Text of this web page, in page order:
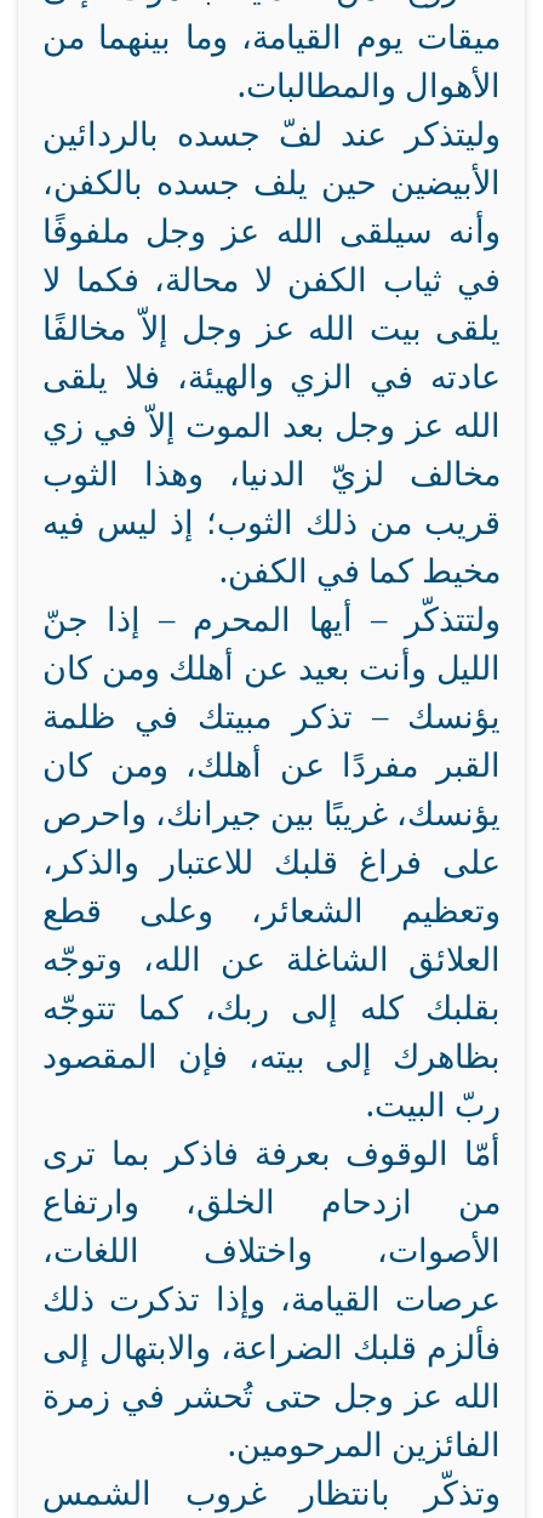
ميقات يوم القيامة، وما بينهما من
الأهوال والمطالبات.
وليتذكر عند لفّ جسده بالردائين
الأبيضين حين يلف جسده بالكفن،
وأنه سيلقى الله عز وجل ملفوفًا
في ثياب الكفن لا محالة، فكما لا
يلقى بيت الله عز وجل إلاّ مخالفًا
عادته في الزي والهيئة، فلا يلقى
الله عز وجل بعد الموت إلاّ في زي
مخالف لزيّ الدنيا، وهذا الثوب
قريب من ذلك الثوب؛ إذ ليس فيه
مخيط كما في الكفن.
ولتتذكّر – أيها المحرم – إذا جنّ
الليل وأنت بعيد عن أهلك ومن كان
يؤنسك – تذكر مبيتك في ظلمة
القبر مفردًا عن أهلك، ومن كان
يؤنسك، غريبًا بين جيرانك، واحرص
على فراغ قلبك للاعتبار والذكر،
وتعظيم الشعائر، وعلى قطع
العلائق الشاغلة عن الله، وتوجّه
بقلبك كله إلى ربك، كما تتوجّه
بظاهرك إلى بيته، فإن المقصود
ربّ البيت.
أمّا الوقوف بعرفة فاذكر بما ترى
من ازدحام الخلق، وارتفاع
الأصوات، واختلاف اللغات،
عرصات القيامة، وإذا تذكرت ذلك
فألزم قلبك الضراعة، والابتهال إلى
الله عز وجل حتى تُحشر في زمرة
الفائزين المرحومين.
وتذكّر بانتظار غروب الشمس